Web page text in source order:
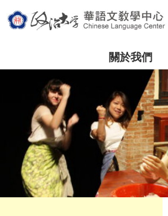
關於我們